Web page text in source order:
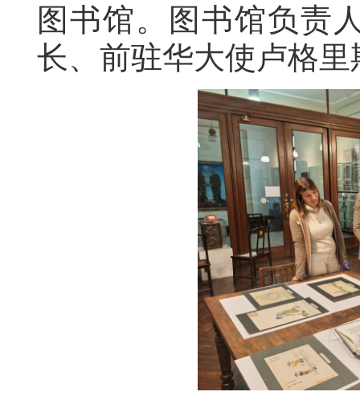
图书馆。图书馆负责
长、前驻华大使卢格